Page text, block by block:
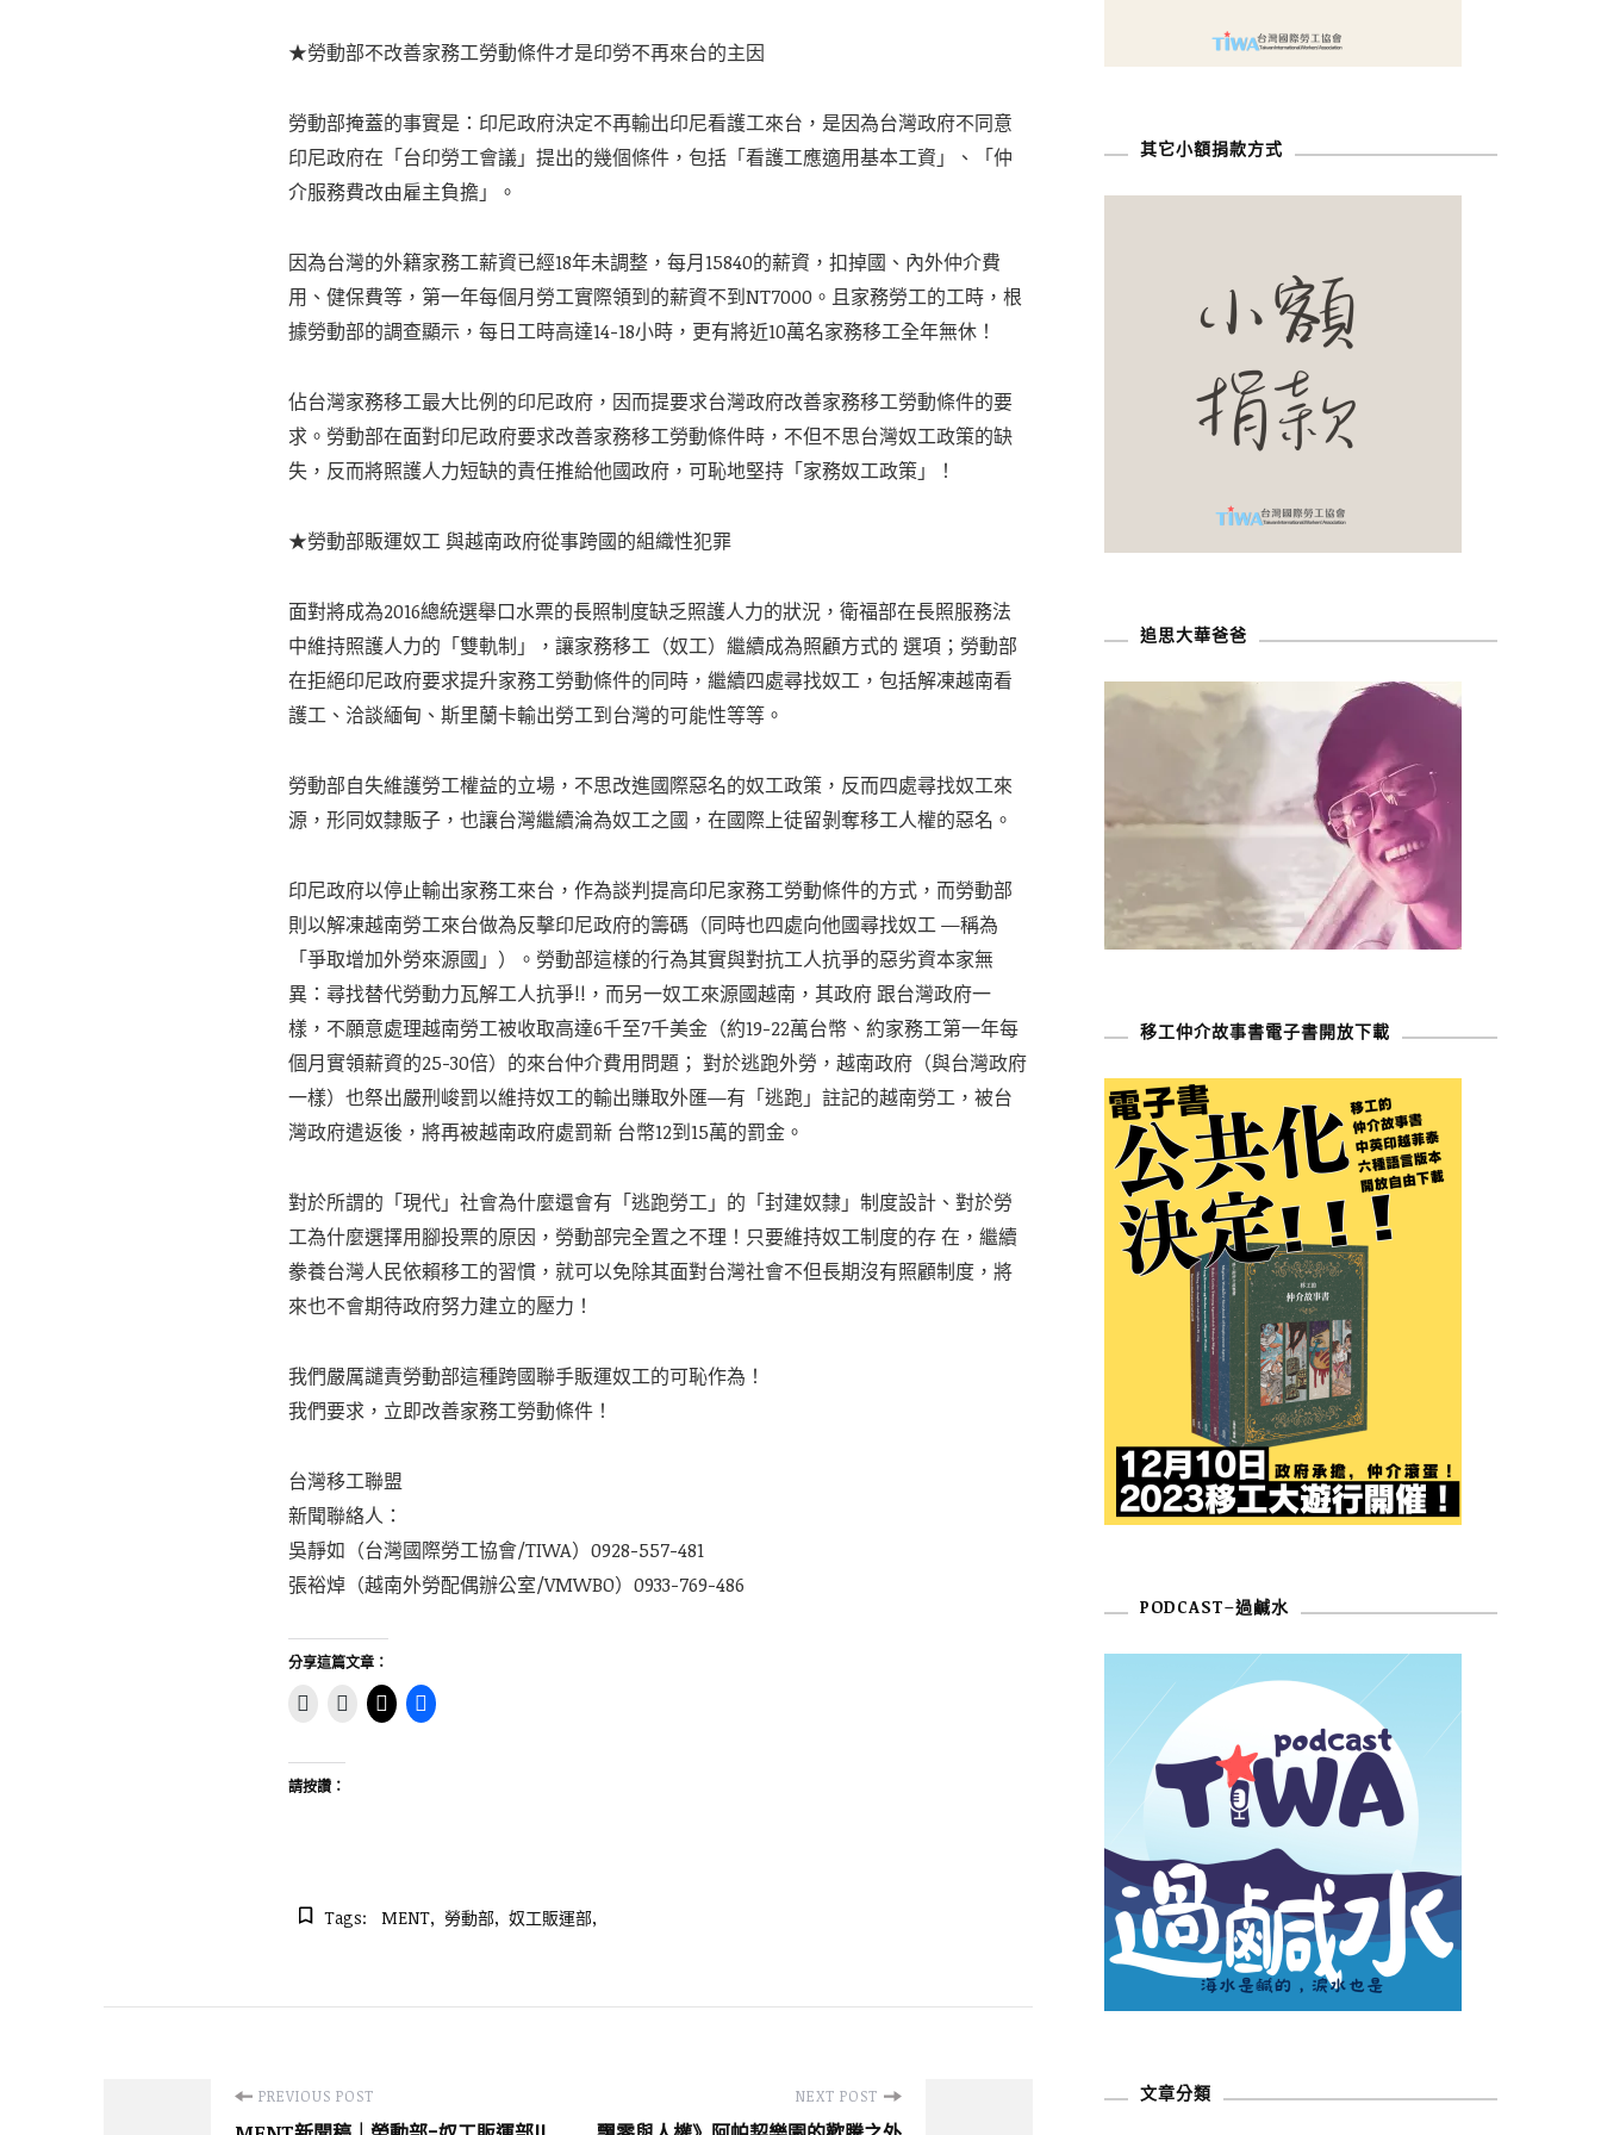
★勞動部不改善家務工勞動條件才是印勞不再來台的主因
勞動部掩蓋的事實是：印尼政府決定不再輸出印尼看護工來台，是因為台灣政府不同意
印尼政府在「台印勞工會議」提出的幾個條件，包括「看護工應適用基本工資」、「仲
介服務費改由雇主負擔」。
因為台灣的外籍家務工薪資已經18年未調整，每月15840的薪資，扣掉國、內外仲介費
用、健保費等，第一年每個月勞工實際領到的薪資不到NT7000。且家務勞工的工時，根
據勞動部的調查顯示，每日工時高達14-18小時，更有將近10萬名家務移工全年無休！
佔台灣家務移工最大比例的印尼政府，因而提要求台灣政府改善家務移工勞動條件的要
求。勞動部在面對印尼政府要求改善家務移工勞動條件時，不但不思台灣奴工政策的缺
失，反而將照護人力短缺的責任推給他國政府，可恥地堅持「家務奴工政策」！
★勞動部販運奴工 與越南政府從事跨國的組織性犯罪
面對將成為2016總統選舉口水票的長照制度缺乏照護人力的狀況，衛福部在長照服務法
中維持照護人力的「雙軌制」，讓家務移工（奴工）繼續成為照顧方式的 選項；勞動部
在拒絕印尼政府要求提升家務工勞動條件的同時，繼續四處尋找奴工，包括解凍越南看
護工、洽談緬甸、斯里蘭卡輸出勞工到台灣的可能性等等。
勞動部自失維護勞工權益的立場，不思改進國際惡名的奴工政策，反而四處尋找奴工來
源，形同奴隸販子，也讓台灣繼續淪為奴工之國，在國際上徒留剝奪移工人權的惡名。
印尼政府以停止輸出家務工來台，作為談判提高印尼家務工勞動條件的方式，而勞動部
則以解凍越南勞工來台做為反擊印尼政府的籌碼（同時也四處向他國尋找奴工 —稱為
「爭取增加外勞來源國」）。勞動部這樣的行為其實與對抗工人抗爭的惡劣資本家無
異：尋找替代勞動力瓦解工人抗爭!!，而另一奴工來源國越南，其政府 跟台灣政府一
樣，不願意處理越南勞工被收取高達6千至7千美金（約19-22萬台幣、約家務工第一年每
個月實領薪資的25-30倍）的來台仲介費用問題； 對於逃跑外勞，越南政府（與台灣政府
一樣）也祭出嚴刑峻罰以維持奴工的輸出賺取外匯—有「逃跑」註記的越南勞工，被台
灣政府遣返後，將再被越南政府處罰新 台幣12到15萬的罰金。
對於所謂的「現代」社會為什麼還會有「逃跑勞工」的「封建奴隸」制度設計、對於勞
工為什麼選擇用腳投票的原因，勞動部完全置之不理！只要維持奴工制度的存 在，繼續
豢養台灣人民依賴移工的習慣，就可以免除其面對台灣社會不但長期沒有照顧制度，將
來也不會期待政府努力建立的壓力！
我們嚴厲譴責勞動部這種跨國聯手販運奴工的可恥作為！
我們要求，立即改善家務工勞動條件！
台灣移工聯盟
新聞聯絡人：
吳靜如（台灣國際勞工協會/TIWA）0928-557-481
張裕焯（越南外勞配偶辦公室/VMWBO）0933-769-486
分享這篇文章：
請按讚：
Tags: MENT 勞動部 奴工販運部
PREVIOUS POST NEXT POST
其它小額捐款方式
追思大華爸爸
移工仲介故事書電子書開放下載
PODCAST–過鹹水
文章分類